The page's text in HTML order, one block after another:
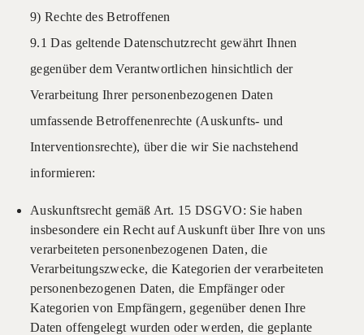
9) Rechte des Betroffenen
9.1 Das geltende Datenschutzrecht gewährt Ihnen
gegenüber dem Verantwortlichen hinsichtlich der
Verarbeitung Ihrer personenbezogenen Daten
umfassende Betroffenenrechte (Auskunfts- und
Interventionsrechte), über die wir Sie nachstehend
informieren:
Auskunftsrecht gemäß Art. 15 DSGVO: Sie haben
insbesondere ein Recht auf Auskunft über Ihre von uns
verarbeiteten personenbezogenen Daten, die
Verarbeitungszwecke, die Kategorien der verarbeiteten
personenbezogenen Daten, die Empfänger oder
Kategorien von Empfängern, gegenüber denen Ihre
Daten offengelegt wurden oder werden, die geplante